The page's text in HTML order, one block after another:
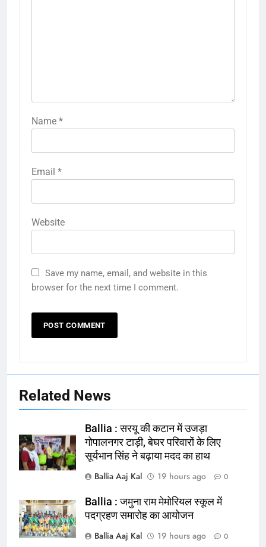
164
चिकित्सक, किया प्रदर्शन
Name *
Email *
Website
Save my name, email, and website in this
browser for the next time I comment.
Related News
Ballia : सरयू की कटान में उजड़ा
गोपालनगर टाड़ी, बेघर परिवारों के लिए
सूर्यभान सिंह ने बढ़ाया मदद का हाथ
Ballia Aaj Kal
19 hours ago 0
Ballia : जमुना राम मेमोरियल स्कूल में
पदग्रहण समारोह का आयोजन
Ballia Aaj Kal
19 hours ago 0